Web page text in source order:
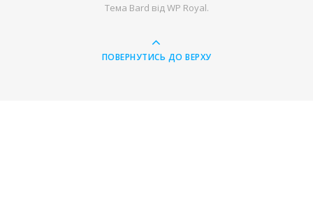
Тема Bard відWP Royal.
ПОВЕРНУТИСЬ ДО ВЕРХУ